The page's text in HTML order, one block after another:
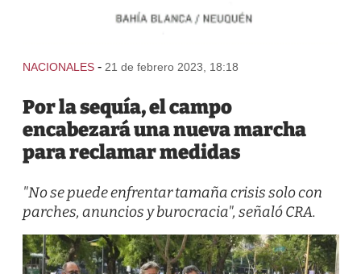
NACIONALES - 21 de febrero 2023, 18:18
Por la sequía, el campo
encabezará una nueva marcha
para reclamar medidas
"No se puede enfrentar tamaña crisis solo con
parches, anuncios y burocracia", señaló CRA.